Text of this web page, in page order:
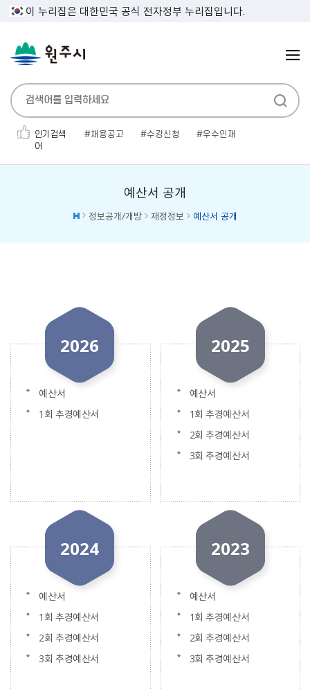
이 누리집은 대한민국 공식 전자정부 누리집입니다.
인기검색
어
채용공고 수강신청
우수인재
예산서 공개
정보공개/개방 재정정보 예산서 공개
2026
예산서
1회 추경예산서
2025
예산서
1회 추경예산서
2회 추경예산서
3회 추경예산서
2024
예산서
1회 추경예산서
2회 추경예산서
3회 추경예산서
2023
예산서
1회 추경예산서
2회 추경예산서
3회 추경예산서